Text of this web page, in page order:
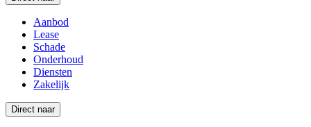
Aanbod
Lease
Schade
Onderhoud
Diensten
Zakelijk
Direct naar